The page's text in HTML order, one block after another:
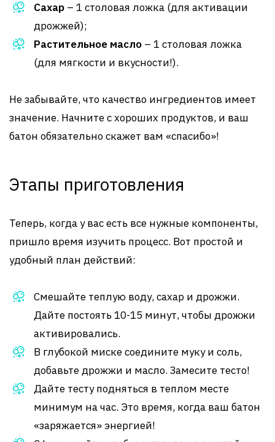
Сахар – 1 столовая ложка (для активации
дрожжей);
Растительное масло – 1 столовая ложка
(для мягкости и вкусности!).
Не забывайте, что качество ингредиентов имеет
значение. Начните с хороших продуктов, и ваш
батон обязательно скажет вам «спасибо»!
Этапы приготовления
Теперь, когда у вас есть все нужные компоненты,
пришло время изучить процесс. Вот простой и
удобный план действий:
Смешайте теплую воду, сахар и дрожжи.
Дайте постоять 10-15 минут, чтобы дрожжи
активировались.
В глубокой миске соедините муку и соль,
добавьте дрожжи и масло. Замесите тесто!
Дайте тесту подняться в теплом месте
минимум на час. Это время, когда ваш батон
«заряжается» энергией!